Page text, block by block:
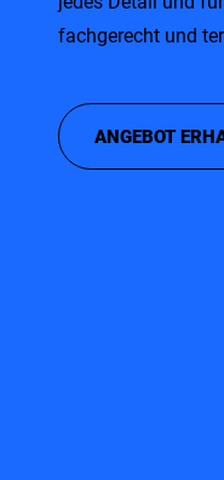
fachgerecht und
ANGEBOT